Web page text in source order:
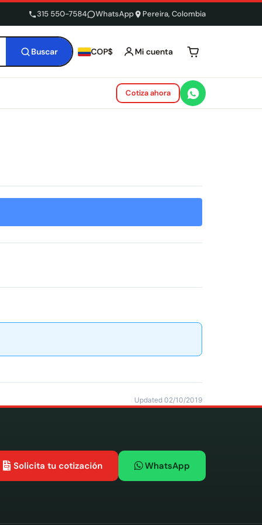
315 550-7584 WhatsApp Pereira, Colombia
Buscar COP$ Mi cuenta Tu carrito está
Cotiza ahora
Updated 02/10/2019
Solicita tu cotización WhatsApp